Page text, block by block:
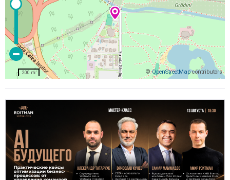
©OpenStreetMapcontributors
200 m